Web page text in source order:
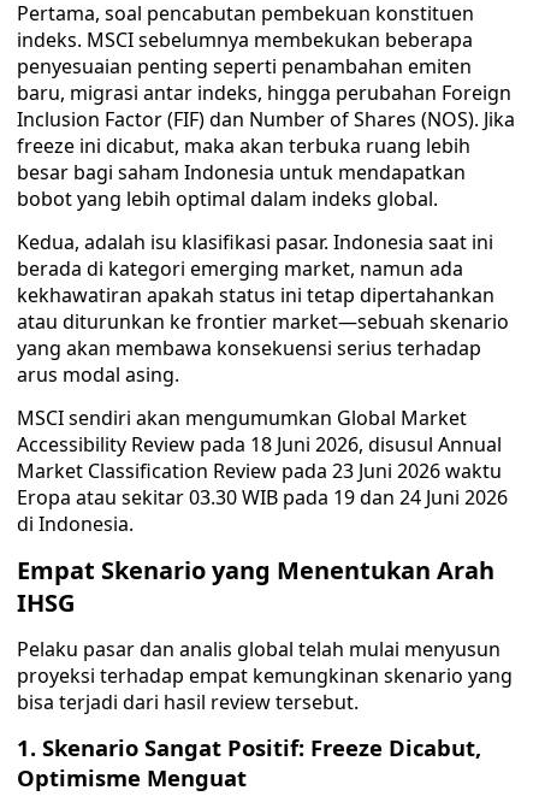
Pertama, soal pencabutan pembekuan konstituen
indeks. MSCI sebelumnya membekukan beberapa
penyesuaian penting seperti penambahan emiten
baru, migrasi antar indeks, hingga perubahan Foreign
Inclusion Factor (FIF) dan Number of Shares (NOS). Jika
freeze ini dicabut, maka akan terbuka ruang lebih
besar bagi saham Indonesia untuk mendapatkan
bobot yang lebih optimal dalam indeks global.
Kedua, adalah isu klasifikasi pasar. Indonesia saat ini
berada di kategori emerging market, namun ada
kekhawatiran apakah status ini tetap dipertahankan
atau diturunkan ke frontier market—sebuah skenario
yang akan membawa konsekuensi serius terhadap
arus modal asing.
MSCI sendiri akan mengumumkan Global Market
Accessibility Review pada 18 Juni 2026, disusul Annual
Market Classification Review pada 23 Juni 2026 waktu
Eropa atau sekitar 03.30 WIB pada 19 dan 24 Juni 2026
di Indonesia.
Empat Skenario yang Menentukan Arah
IHSG
Pelaku pasar dan analis global telah mulai menyusun
proyeksi terhadap empat kemungkinan skenario yang
bisa terjadi dari hasil review tersebut.
1. Skenario Sangat Positif: Freeze Dicabut,
Optimisme Menguat